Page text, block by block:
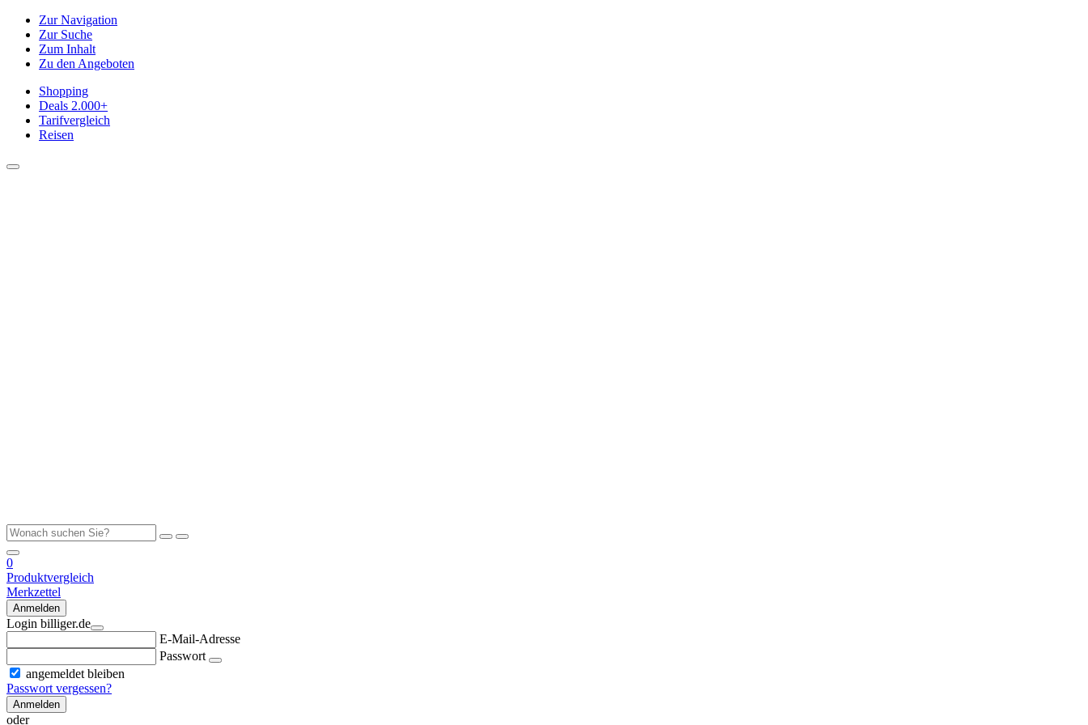
Zur Navigation
Zur Suche
Zum Inhalt
Zu den Angeboten
Shopping
Deals 2.000+
Tarifvergleich
Reisen
0
Produktvergleich
Merkzettel
Anmelden
Login billiger.de
E-Mail-Adresse
Passwort
angemeldet bleiben
Passwort vergessen?
Anmelden
oder